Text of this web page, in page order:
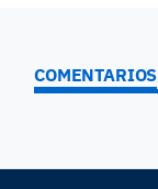
COMENTARIOS